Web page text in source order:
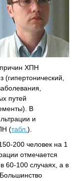
ХПН
путей
В
и
(табл. ).
200 человек на 1
отмечается
60-100 случаях, а в